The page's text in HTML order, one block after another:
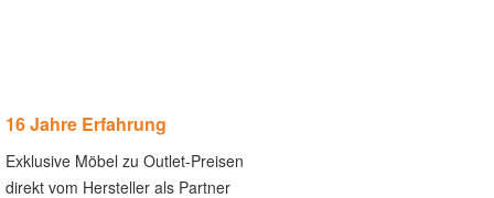
16 Jahre Erfahrung
Exklusive Möbel zu Outlet-Preisen
direkt vom Hersteller als Partner